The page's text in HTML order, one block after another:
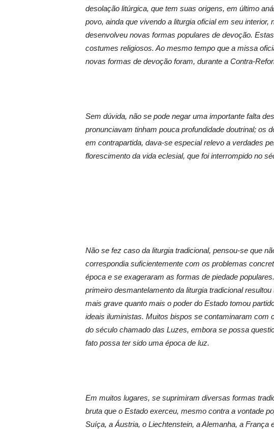
desolação litúrgica, que tem suas origens, em último
povo, ainda que vivendo a liturgia oficial em seu interior,
desenvolveu novas formas populares de devoção.
costumes religiosos. Ao mesmo tempo que a missa
novas formas de devoção foram, durante a Contra-
Sem dúvida, não se pode negar uma importante falta
pronunciavam tinham pouca profundidade doutrinal; os
em contrapartida, dava-se especial relevo a verdades
florescimento da vida eclesial, que foi interrompido no
Não se fez caso da liturgia tradicional, pensou-se que
correspondia suficientemente com os problemas
época e se exageraram as formas de piedade
primeiro desmantelamento da liturgia tradicional resultou
mais grave quanto mais o poder do Estado tomou
ideais iluministas. Muitos bispos se contaminaram com
do século chamado das Luzes, embora se possa
fato possa ter sido uma época de luz.
Em muitos lugares, se suprimiram diversas formas
bruta que o Estado exerceu, mesmo contra a vontade
Suíça, a Áustria, o Liechtenstein, a Alemanha, a